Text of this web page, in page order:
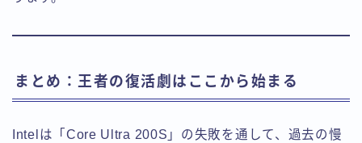
まとめ：王者の復活劇はここから始まる
Intelは「Core Ultra 200S」の失敗を通して、過去の慢